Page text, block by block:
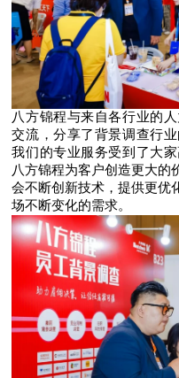
八方锦程与来自各行业的
交流，分享了背景调查行
我们的专业服务受到了大家
八方锦程为客户创造更大的
会不断创新技术，提供更优
场不断变化的需求。